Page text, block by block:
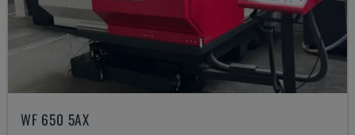
WF 650 5AX